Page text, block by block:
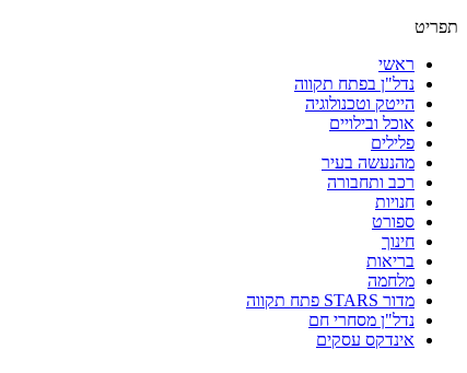
תפריט
ראשי
נדל"ן בפתח תקווה
הייטק וטכנולוגיה
אוכל ובילויים
פלילים
מהנעשה בעיר
רכב ותחבורה
חנויות
ספורט
חינוך
בריאות
מלחמה
מדור STARS פתח תקווה
נדל"ן מסחרי חם
אינדקס עסקים